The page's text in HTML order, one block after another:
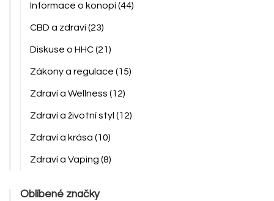
Informace o konopí(44)
CBD a zdraví(23)
Diskuse o HHC(21)
Zákony a regulace (15)
Zdraví a Wellness (12)
Zdraví a životní styl (12)
Zdraví a krása (10)
Zdraví a Vaping (8)
Oblíbené značky